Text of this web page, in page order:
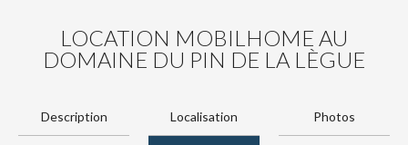
LOCATION MOBILHOME AU
DOMAINE DU PIN DE LA LÈGUE
Description Localisation Photos